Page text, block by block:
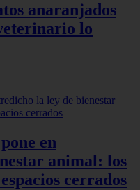
anaranjados
lo
en
animal: los
cerrados